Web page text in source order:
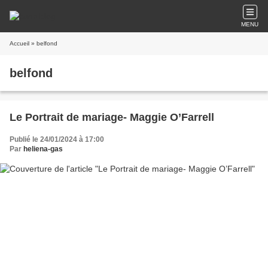
MENU
Accueil » belfond
belfond
Le Portrait de mariage- Maggie O’Farrell
Publié le 24/01/2024 à 17:00
Par heliena-gas